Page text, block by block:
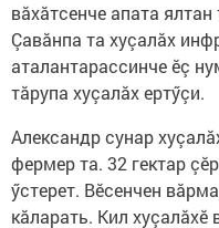
вăхăтсенче апата
Çавăнпа та хуçалăх
аталантарассинче ӗç
тăрупа ху­çалăх ертӳçи.
Александр сунар
фермер та. 32 гектар
ӳс­терет. Вӗсенчен
кăларать. Кил